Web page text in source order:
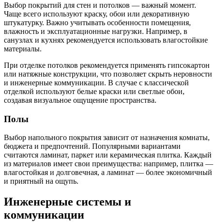
Выбор покрытий для стен и потолков — важный момент.
Чаще всего используют краску, обои или декоративную
штукатурку. Важно учитывать особенности помещения,
влажность и эксплуатационные нагрузки. Например, в
санузлах и кухнях рекомендуется использовать влагостойкие
материалы.
При отделке потолков рекомендуется применять гипсокартон
или натяжные конструкции, что позволяет скрыть неровности
и инженерные коммуникации. В случае с классической
отделкой используют белые краски или светлые обои,
создавая визуальное ощущение пространства.
Полы
Выбор напольного покрытия зависит от назначения комнаты,
бюджета и предпочтений. Популярными вариантами
считаются ламинат, паркет или керамическая плитка. Каждый
из материалов имеет свои преимущества: например, плитка —
влагостойкая и долговечная, а ламинат — более экономичный
и приятный на ощупь.
Инженерные системы и
коммуникации